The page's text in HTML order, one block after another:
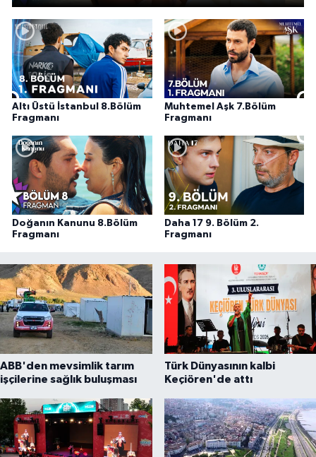
Altı Üstü İstanbul 8.Bölüm
Fragmanı
Muhtemel Aşk 7.Bölüm
Fragmanı
Doğanın Kanunu 8.Bölüm
Fragmanı
Daha 17 9. Bölüm 2.
Fragmanı
ABB'den mevsimlik tarım
işçilerine sağlık buluşması
Türk Dünyasının kalbi
Keçiören'de attı